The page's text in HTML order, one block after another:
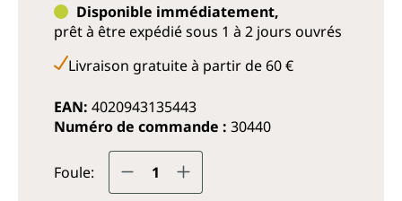
Disponible immédiatement,
prêt à être expédié sous 1 à 2 jours ouvrés
Livraison gratuite à partir de 60 €
EAN: 4020943135443
Numéro de commande : 30440
Foule: Quantité de produit :